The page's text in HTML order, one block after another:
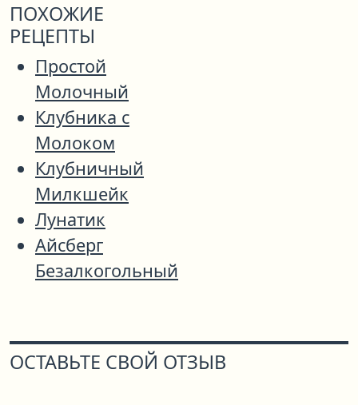
ПОХОЖИЕ
РЕЦЕПТЫ
Простой
Молочный
Клубника с
Молоком
Клубничный
Милкшейк
Лунатик
Айсберг
Безалкогольный
ОСТАВЬТЕ СВОЙ ОТЗЫВ